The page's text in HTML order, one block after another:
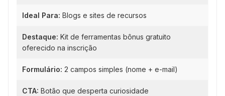
Ideal Para: Blogs e sites de recursos
Destaque: Kit de ferramentas bônus gratuito
oferecido na inscrição
Formulário: 2 campos simples (nome + e-mail)
CTA: Botão que desperta curiosidade